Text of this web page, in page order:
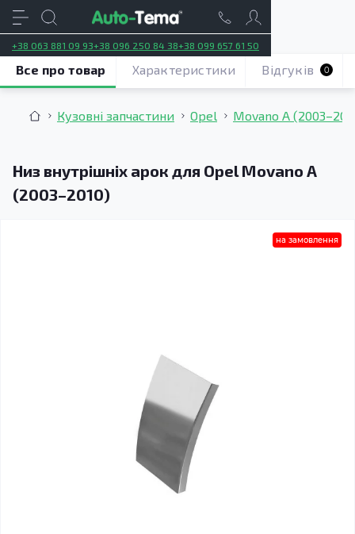
+38 063 881 09 93+38 096 250 84 38+38 099 657 61 50
Кузовні запчастини Opel Movano A
Низ внутрішніх арок для Opel Movano A
(2003–2010)
Все про товар Характеристики Відгуків 0
на замовлення